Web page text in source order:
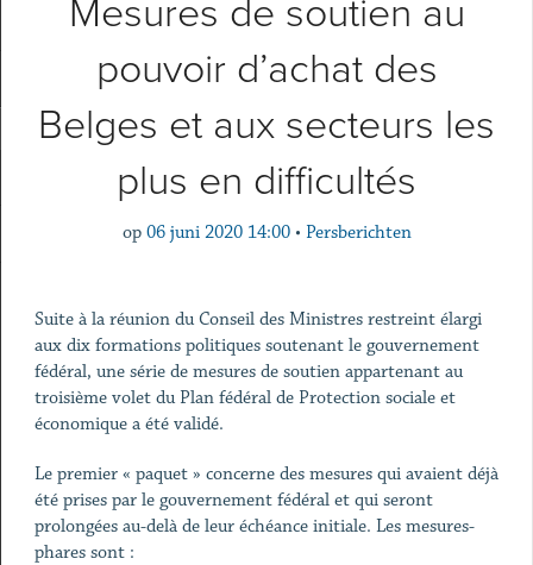
Mesures de soutien au
pouvoir d’achat des
Belges et aux secteurs les
plus en difficultés
op 06 juni 2020 14:00 • Persberichten
Suite à la réunion du Conseil des Ministres restreint élargi
aux dix formations politiques soutenant le gouvernement
fédéral, une série de mesures de soutien appartenant au
troisième volet du Plan fédéral de Protection sociale et
économique a été validé.
Le premier « paquet » concerne des mesures qui avaient déjà
été prises par le gouvernement fédéral et qui seront
prolongées au-delà de leur échéance initiale. Les mesures-
phares sont :